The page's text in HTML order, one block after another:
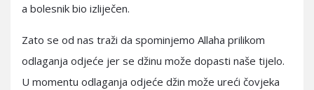
a bolesnik bio izliječen.
Zato se od nas traži da spominjemo Allaha prilikom
odlaganja odjeće jer se džinu može dopasti naše tijelo.
U momentu odlaganja odjeće džin može ureći čovjeka